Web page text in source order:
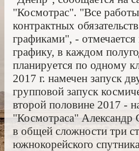
"Космотрас". "Все
контрактных
графиками", -
графику, в каждом
планируется по одному
2017 г. намечен запуск
групповой запуск
второй половине 2017 -
"Космотраса" Александр
в общей сложности три
южнокорейского